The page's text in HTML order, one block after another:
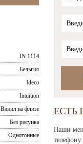
IN 1114
Бельгия
Ideco
Intuition
Винил на флизе
Без рисунка
Однотонные
ЕСТЬ
Наши
телефону: